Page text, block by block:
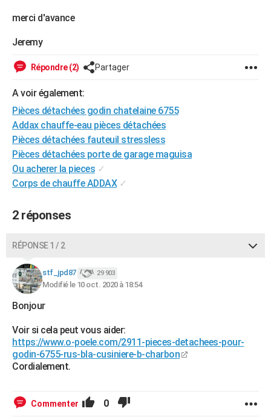
Art de vivre
Bien-être
Loisirs
Modes de vie
SANTE
Alimentation
Guide de la santé
Maladies
Médicaments
Sommeil
VOYAGE
Destinations
City break
Voyage nature
Voyage de noces
Forum
Climat
PHOTO
GUIDES D'ACHAT
BONS PLANS
CARTE DE VOEUX
Carte de Noël
Carte Bonne année
Carte Saint-Valentin
Carte Pâques
Carte d'anniversaire
DICTIONNAIRE
Dictionnaire
Biographies
Citations
Expressions
Proverbes
PROGRAMME TV
COPAINS D'AVANT
FORUM
Bricolage
Lifestyle
Culture
Sport
Auto
Television
Voyage
Cinema
merci d'avance
Jeremy
Répondre (2) Partager
A voir également:
Pièces détachées godin chatelaine 6755
Addax chauffe-eau pièces détachées
Pièces détachées fauteuil stressless
Pièces détachées porte de garage maguisa
Ou acherer la pieces ✓
Corps de chauffe ADDAX ✓
2 réponses
RÉPONSE 1 / 2
stf_jpd87 29 903
Modifié le 10 oct. 2020 à 18:54
Bonjour
Voir si cela peut vous aider:
https://www.o-poele.com/2911-pieces-detachees-pour-
godin-6755-rus-bla-cusiniere-b-charbon
Cordialement.
Commenter 0